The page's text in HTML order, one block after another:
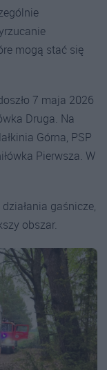
mogą stać się
7 maja 2026
Druga. Na
Górna, PSP
Pierwsza. W
gaśnicze,
obszar.